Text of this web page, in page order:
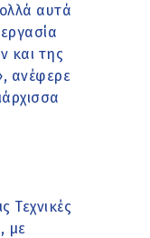
αυτά
και της
ανέφερε
με